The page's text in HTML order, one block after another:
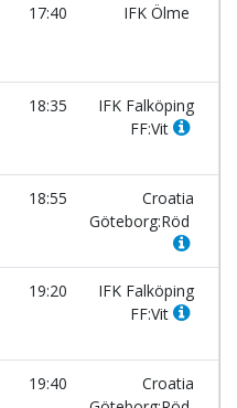
17:40 IFK Ölme
18:35
IFK Falköping
FF:Vit
18:55
Croatia
Göteborg:Röd
19:20
IFK Falköping
FF:Vit
19:40
Croatia